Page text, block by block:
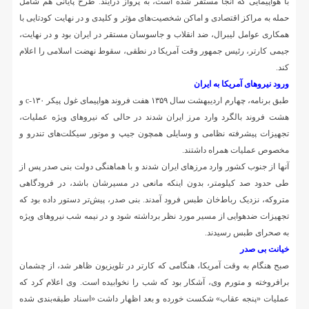
حمله به مراکز اقتصادی و اماکن شخصیت‌های مؤثر و کلیدی و در نهایت کودتایی با
همکاری عوامل لیبرال، ضد انقلاب و جاسوسان مستقر در ایران بود و در نهایت،
جیمی کارتر، رئیس جمهور وقت آمریکا در نطقی، سقوط نهضت اسلامی را اعلام
کند.
ورود نیروهای آمریکا به ایران
طبق برنامه، چهارم اردیبهشت سال ۱۳۵۹ هفت فروند هواپیمای غول پیکر c-۱۳۰ و
هشت فروند بالگرد وارد مرز ایران شدند در حالی که نیروهای ویژه عملیات،
تجهیزات پیشرفته نظامی و وسایلی همچون جیپ و موتور سیکلت‌های تندرو و
مخصوص عملیات همراه داشتند.
آنها از جنوب کشور وارد مرزهای ایران شدند و با هماهنگی دولت بنی صدر پس از
طی حدود صد کیلومتر، بدون اینکه مانعی در مسیرشان باشد، در فرودگاهی
متروکه، نزدیک رباط‌خان طبس فرود آمدند. بنی صدر، پیش‌تر دستور داده بود که
تجهیزات ضدهوایی از مسیر مورد نظر برداشته شود و در نیمه شب نیروهای ویژه
به صحرای طبس رسیدند.
خیانت بی صدر
صبح هنگام به وقت آمریکا، هنگامی که کارتر در تلویزیون ظاهر شد، از چشمان
برافروخته و متورم وی، آشکار بود که شب را نخوابیده است. وی اعلام کرد که
عملیات «پنجه عقاب» شکست خورده و بعد اظهار داشت «اسناد طبقه‌بندی شده